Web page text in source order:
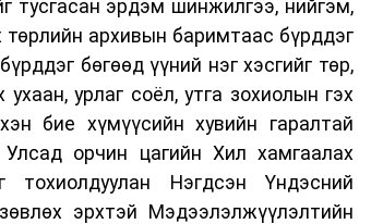
тусгасан эрдэм шинжилгээ, нийгэм,
төрлийн архивын баримтаас бүрддэг
бөгөөд үүний нэг хэсгийг төр,
урлаг соёл, утга зохиолын гэх
бие хүмүүсийн хувийн гаралтай
орчин цагийн Хил хамгаалах
Нэгдсэн Үндэсний
эрхтэй Мэдээлэлжүүлэлтийн